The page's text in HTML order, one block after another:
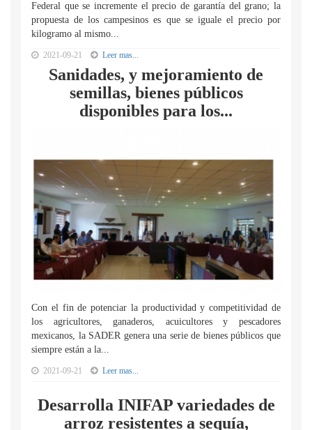
Federal que se incremente el precio de garantía del grano; la
propuesta de los campesinos es que se iguale el precio por
kilogramo al mismo...
2021-09-21 Leer mas...
Sanidades, y mejoramiento de
semillas, bienes públicos
disponibles para los...
Con el fin de potenciar la productividad y competitividad de
los agricultores, ganaderos, acuicultores y pescadores
mexicanos, la SADER genera una serie de bienes públicos que
siempre están a la...
2021-09-21 Leer mas...
Desarrolla INIFAP variedades de
arroz resistentes a sequía,